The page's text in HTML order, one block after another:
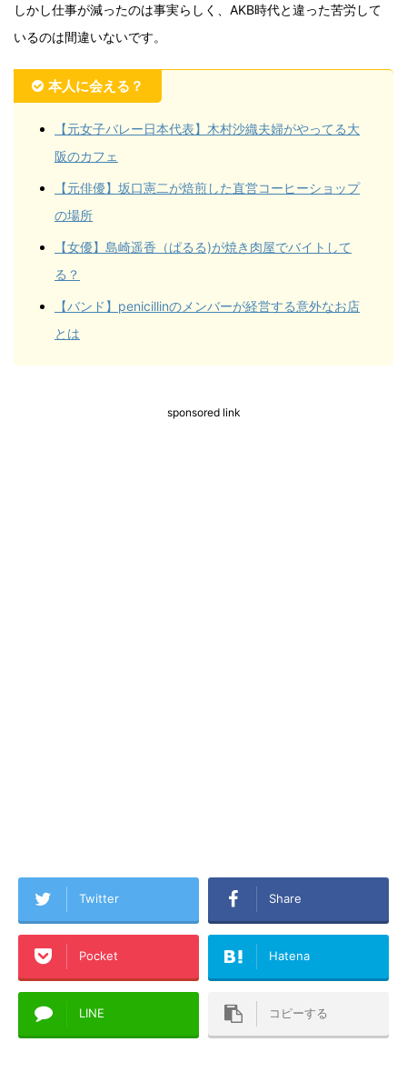
しかし仕事が減ったのは事実らしく、AKB時代と違った苦労して
いるのは間違いないです。
本人に会える？
【元女子バレー日本代表】木村沙織夫婦がやってる大
阪のカフェ
【元俳優】坂口憲二が焙煎した直営コーヒーショップ
の場所
【女優】島崎遥香（ぱるる)が焼き肉屋でバイトして
る？
【バンド】penicillinのメンバーが経営する意外なお店
とは
sponsored link
Twitter Share
Pocket Hatena
LINE コピーする